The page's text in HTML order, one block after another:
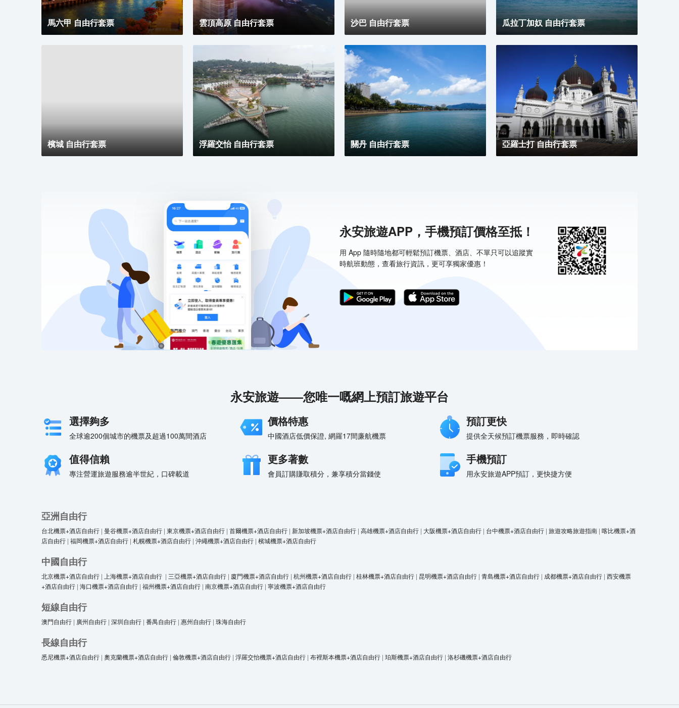
馬六甲 自由行套票 雲頂高原 自由行套票 沙巴 自由行套票 瓜拉丁加奴 自由行套票
檳城 自由行套票 浮羅交怡 自由行套票 關丹 自由行套票 亞羅士打 自由行套票
永安旅遊APP，手機預訂價格至抵！
用 App 隨時隨地都可輕鬆預訂機票、酒店、不單只可以追蹤實
時航班動態，查看旅行資訊，更可享獨家優惠！
永安旅遊——您唯一嘅網上預訂旅遊平台
選擇夠多
全球逾200個城市的機票及超過100萬間酒店
價格特惠
中國酒店低價保證, 網羅17間廉航機票
預訂更快
提供全天候預訂機票服務，即時確認
值得信賴
專注營運旅遊服務逾半世紀，口碑載道
更多著數
會員訂購賺取積分，兼享積分當錢使
手機預訂
用永安旅遊APP預訂，更快捷方便
亞洲自由行
台北機票+酒店自由行 | 曼谷機票+酒店自由行 | 東京機票+酒店自由行 | 首爾機票+酒店自由行 | 新加坡機票+酒店自由行 | 高雄機票+酒店自由行 | 大阪機票+酒店自由行 | 台中機票+酒店自由行 | 旅遊攻略旅遊指南 | 喀比機票+酒
店自由行 | 福岡機票+酒店自由行 | 札幌機票+酒店自由行 | 沖繩機票+酒店自由行 | 檳城機票+酒店自由行
中國自由行
北京機票+酒店自由行 | 上海機票+酒店自由行 | 三亞機票+酒店自由行 | 廈門機票+酒店自由行 | 杭州機票+酒店自由行 | 桂林機票+酒店自由行 | 昆明機票+酒店自由行 | 青島機票+酒店自由行 | 成都機票+酒店自由行 | 西安機票
+酒店自由行 | 海口機票+酒店自由行 | 福州機票+酒店自由行 | 南京機票+酒店自由行 | 寧波機票+酒店自由行
短線自由行
澳門自由行 | 廣州自由行 | 深圳自由行 | 番禺自由行 | 惠州自由行 | 珠海自由行
長線自由行
悉尼機票+酒店自由行 | 奧克蘭機票+酒店自由行 | 倫敦機票+酒店自由行 | 浮羅交怡機票+酒店自由行 | 布裡斯本機票+酒店自由行 | 珀斯機票+酒店自由行 | 洛杉磯機票+酒店自由行